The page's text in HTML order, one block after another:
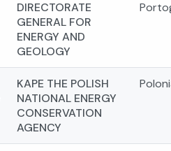
DIRECTORATE
GENERAL FOR
ENERGY AND
GEOLOGY
KAPE THE POLISH
NATIONAL ENERGY
CONSERVATION
AGENCY